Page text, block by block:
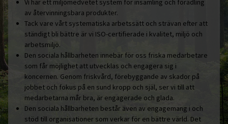
Vi har ett miljömedvetet system för insamling och förädling
av återvinningsbara produkter.
Tack vare vårt systematiska arbetssätt och strävan efter att
ständigt bli bättre är vi ISO-certifierade i kvalitet, miljö och
arbetsmiljö.
Den sociala hållbarheten innebär för oss friska medarbetare
som får möjlighet att utvecklas och engagera sig i
koncernen. Genom friskvård, förebyggande av skador på
jobbet och fokus på en sund kropp och själ, ser vi till att
medarbetarna mår bra, är engagerade och glada.
Den sociala hållbarheten består även av engagemang i och
stöd till organisationer som verkar för en bättre värld. Det